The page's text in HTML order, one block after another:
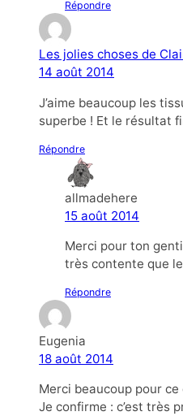
Répondre
Les jolies choses de
14 août 2014
J’aime beaucoup les
superbe ! Et le résultat
Répondre
allmadehere
15 août 2014
Merci pour ton
très contente que
Répondre
Eugenia
18 août 2014
Merci beaucoup pour
Je confirme : c’est très